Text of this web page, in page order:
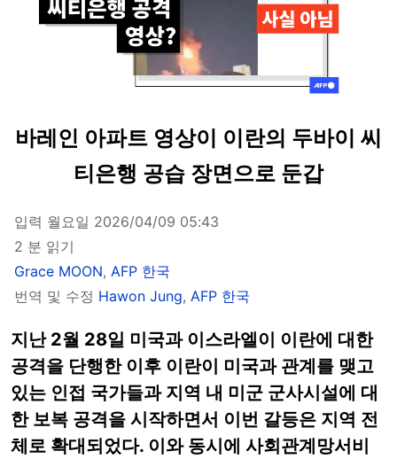
바레인 아파트 영상이 이란의 두바이 씨
티은행 공습 장면으로 둔갑
입력 월요일 2026/04/09 05:43
2 분 읽기
Grace MOON, AFP 한국
번역 및 수정 Hawon Jung, AFP 한국
지난 2월 28일 미국과 이스라엘이 이란에 대한
공격을 단행한 이후 이란이 미국과 관계를 맺고
있는 인접 국가들과 지역 내 미군 군사시설에 대
한 보복 공격을 시작하면서 이번 갈등은 지역 전
체로 확대되었다. 이와 동시에 사회관계망서비